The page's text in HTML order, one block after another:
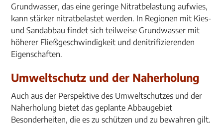
Grundwasser, das eine geringe Nitratbelastung aufwies,
kann stärker nitratbelastet werden. In Regionen mit Kies-
und Sandabbau findet sich teilweise Grundwasser mit
höherer Fließgeschwindigkeit und denitrifizierenden
Eigenschaften.
Umweltschutz und der Naherholung
Auch aus der Perspektive des Umweltschutzes und der
Naherholung bietet das geplante Abbaugebiet
Besonderheiten, die es zu schützen und zu bewahren gilt.